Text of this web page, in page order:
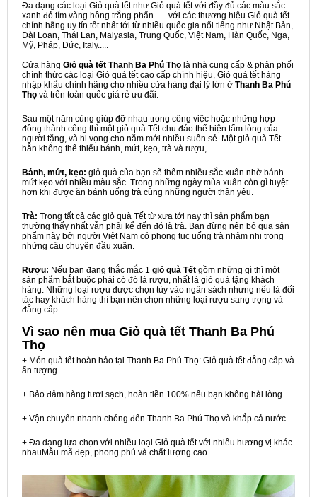
Đa dạng các loại Giỏ quà tết như Giỏ quà tết với đầy đủ các màu sắc
xanh đỏ tím vàng hồng trắng phấn...... với các thương hiệu Giỏ quà tết
chính hãng uy tín tốt nhất tới từ nhiều quốc gia nổi tiếng như Nhật Bản,
Đài Loan, Thái Lan, Malyasia, Trung Quốc, Việt Nam, Hàn Quốc, Nga,
Mỹ, Pháp, Đức, Italy.....
Cửa hàng Giỏ quà tết Thanh Ba Phú Thọ là nhà cung cấp & phân phối
chính thức các loại Giỏ quà tết cao cấp chính hiệu, Giỏ quà tết hàng
nhập khẩu chính hãng cho nhiều cửa hàng đại lý lớn ở Thanh Ba Phú
Thọ và trên toàn quốc giá rẻ ưu đãi.
Sau một năm cùng giúp đỡ nhau trong công việc hoặc những hợp
đồng thành công thì một giỏ quà Tết chu đáo thể hiện tấm lòng của
người tặng, và hi vọng cho năm mới nhiều suôn sẻ. Một giỏ quà Tết
hẳn không thể thiếu bánh, mứt, kẹo, trà và rượu,...
Bánh, mứt, kẹo: giỏ quà của bạn sẽ thêm nhiều sắc xuân nhờ bánh
mứt kẹo với nhiều màu sắc. Trong những ngày mùa xuân còn gì tuyệt
hơn khi được ăn bánh uống trà cùng những người thân yêu.
Trà: Trong tất cả các giỏ quà Tết từ xưa tới nay thì sản phẩm bạn
thường thấy nhất vẫn phải kể đến đó là trà. Bạn đừng nên bỏ qua sản
phẩm này bởi người Việt Nam có phong tục uống trà nhâm nhi trong
những câu chuyện đầu xuân.
Rượu: Nếu bạn đang thắc mắc 1 giỏ quà Tết gồm những gì thì một
sản phẩm bắt buộc phải có đó là rượu, nhất là giỏ quà tặng khách
hàng. Những loại rượu được chọn tùy vào ngân sách nhưng nếu là đối
tác hay khách hàng thì bạn nên chọn những loại rượu sang trọng và
đẳng cấp.
Vì sao nên mua Giỏ quà tết Thanh Ba Phú
Thọ
+ Món quà tết hoàn hảo tại Thanh Ba Phú Thọ: Giỏ quà tết đẳng cấp và
ấn tượng.
+ Bảo đảm hàng tươi sạch, hoàn tiền 100% nếu bạn không hài lòng
+ Vận chuyển nhanh chóng đến Thanh Ba Phú Thọ và khắp cả nước.
+ Đa dạng lựa chọn với nhiều loại Giỏ quà tết với nhiều hương vị khác
nhauMẫu mã đẹp, phong phú và chất lượng cao.